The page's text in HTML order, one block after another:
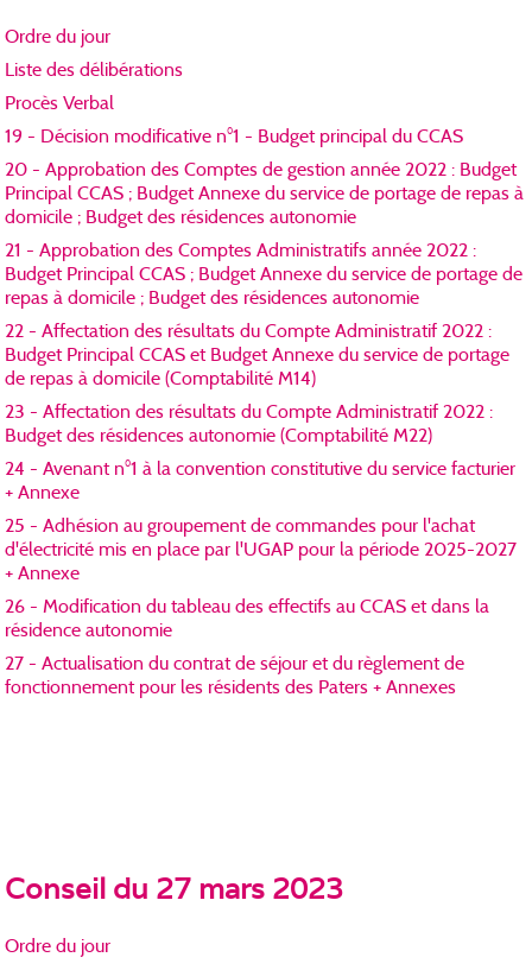
Ordre du jour
Liste des délibérations
Procès Verbal
19 - Décision modificative n°1 - Budget principal du CCAS
20 - Approbation des Comptes de gestion année 2022 : Budget
Principal CCAS ; Budget Annexe du service de portage de repas à
domicile ; Budget des résidences autonomie
21 - Approbation des Comptes Administratifs année 2022 :
Budget Principal CCAS ; Budget Annexe du service de portage de
repas à domicile ; Budget des résidences autonomie
22 - Affectation des résultats du Compte Administratif 2022 :
Budget Principal CCAS et Budget Annexe du service de portage
de repas à domicile (Comptabilité M14)
23 - Affectation des résultats du Compte Administratif 2022 :
Budget des résidences autonomie (Comptabilité M22)
24 - Avenant n°1 à la convention constitutive du service facturier
+ Annexe
25 - Adhésion au groupement de commandes pour l'achat
d'électricité mis en place par l'UGAP pour la période 2025-2027
+ Annexe
26 - Modification du tableau des effectifs au CCAS et dans la
résidence autonomie
27 - Actualisation du contrat de séjour et du règlement de
fonctionnement pour les résidents des Paters + Annexes
Conseil du 27 mars 2023
Ordre du jour